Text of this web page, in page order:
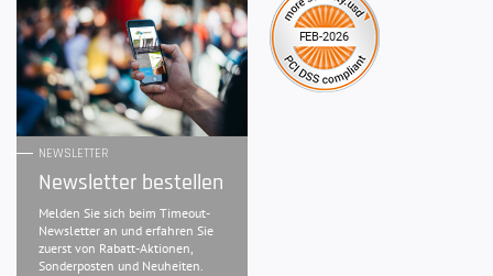
NEWSLETTER
Newsletter bestellen
Melden Sie sich beim Timeout-
Newsletter an und erfahren Sie
zuerst von Rabatt-Aktionen,
Sonderposten und Neuheiten.